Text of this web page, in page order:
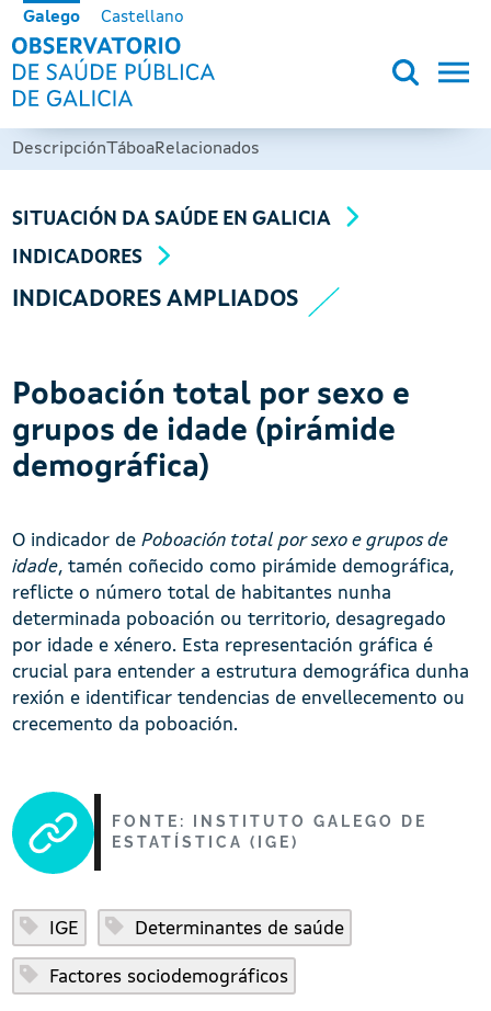
Ir o contido principal
Galego Castellano
OBSERVATORIO DE SALUD
DescripciónTáboaRelacionados
SITUACIÓN DA SAÚDE EN GALICIA
INDICADORES
INDICADORES AMPLIADOS
Poboación total por sexo e
grupos de idade (pirámide
demográfica)
O indicador dePoboación total por sexo e grupos de
idade, tamén coñecido como pirámide demográfica,
reflicte o número total de habitantes nunha
determinada poboación ou territorio, desagregado
por idade e xénero. Esta representación gráfica é
crucial para entender a estrutura demográfica dunha
rexión e identificar tendencias de envellecemento ou
crecemento da poboación.
FONTE: INSTITUTO GALEGO DE
ESTATÍSTICA (IGE)
IGE Determinantes de saúde
Factores sociodemográficos